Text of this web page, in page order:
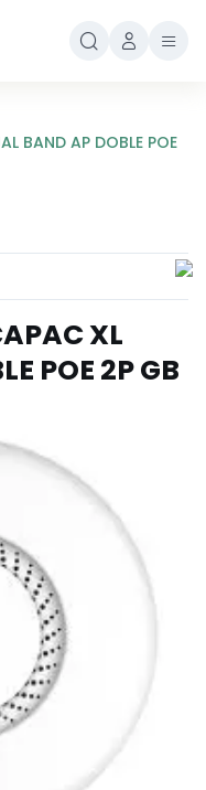
BAND AP DOBLE POE
XL
POE 2P GB